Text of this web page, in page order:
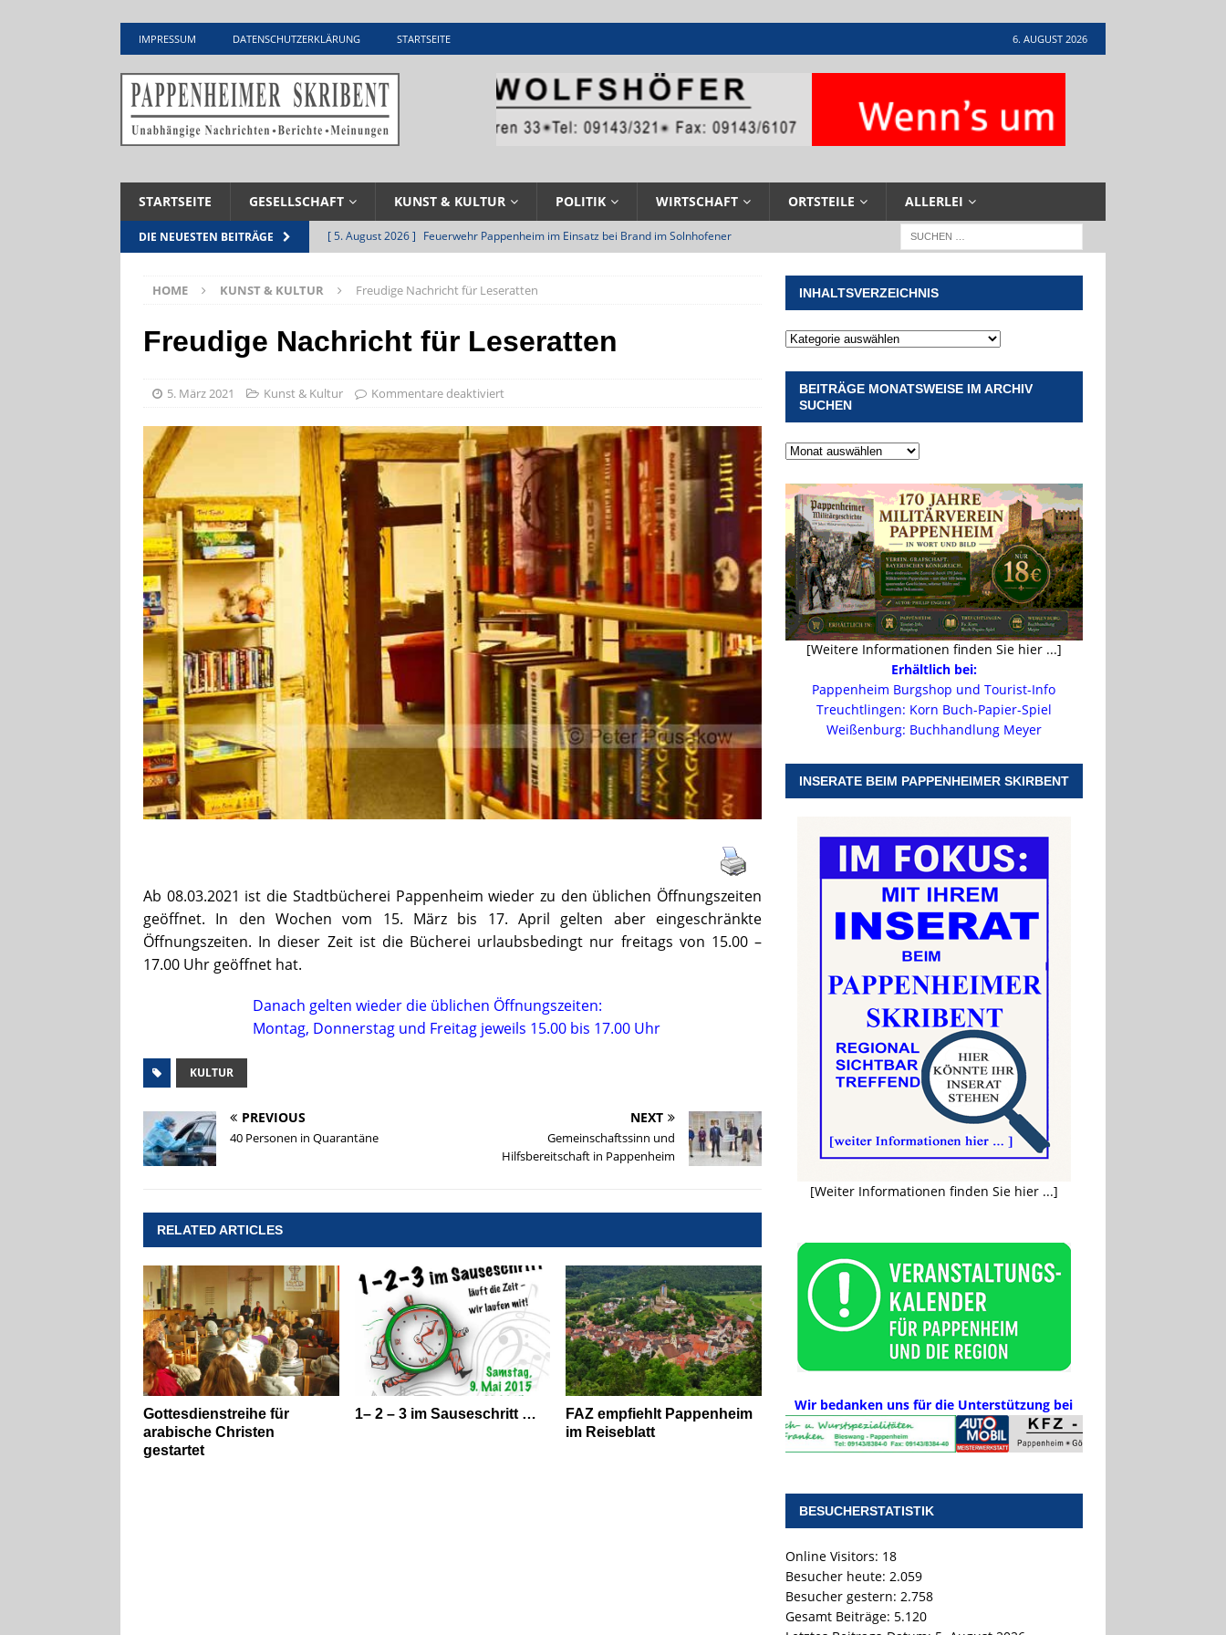
IMPRESSUM DATENSCHUTZERKLÄRUNG STARTSEITE 6. AUGUST 2026
STARTSEITE GESELLSCHAFT KUNST & KULTUR POLITIK WIRTSCHAFT ORTSTEILE ALLERLEI
DIE NEUESTEN BEITRÄGE [ 5. August 2026 ] Feuerwehr Pappenheim im Einsatz bei Brand im Solnhofener
[ 4. August 2026 ] Militärgeschichte paddelt in Pappenheim bis heute mit
VERANSTALTUNGEN
ankommen
VERANSTALTUNGEN
Aiwanger
VERANSTALTUNGEN
[ 3. August 2026 ]
Neue Naturparkführer verstärken das Angebot im Altmühltal
TOURISTIK
[ 5. August 2026 ]
Stellenangebot beim Wasserzweckverband links der Altmühl
UNTERNEHMEN
HOME KUNST & KULTUR Freudige Nachricht für Leseratten
Freudige Nachricht für Leseratten
5. März 2021 Kunst & Kultur Kommentare deaktiviert
Ab 08.03.2021 ist die Stadtbücherei Pappenheim wieder zu den üblichen Öffnungszeiten
geöffnet. In den Wochen vom 15. März bis 17. April gelten aber eingeschränkte
Öffnungszeiten. In dieser Zeit ist die Bücherei urlaubsbedingt nur freitags von 15.00 –
17.00 Uhr geöffnet hat.
Danach gelten wieder die üblichen Öffnungszeiten:
Montag, Donnerstag und Freitag jeweils 15.00 bis 17.00 Uhr
KULTUR
PREVIOUS
40 Personen in Quarantäne
NEXT
Gemeinschaftssinn und
Hilfsbereitschaft in Pappenheim
RELATED ARTICLES
Gottesdienstreihe für
arabische Christen
gestartet
1– 2 – 3 im Sauseschritt …
FAZ empfiehlt Pappenheim
im Reiseblatt
INHALTSVERZEICHNIS
BEITRÄGE MONATSWEISE IM ARCHIV
SUCHEN
[Weitere Informationen finden Sie hier ...]
Erhältlich bei:
Pappenheim Burgshop und Tourist-Info
Treuchtlingen: Korn Buch-Papier-Spiel
Weißenburg: Buchhandlung Meyer
INSERATE BEIM PAPPENHEIMER SKIRBENT
[Weiter Informationen finden Sie hier ...]
Wir bedanken uns für die Unterstützung bei
BESUCHERSTATISTIK
Online Visitors: 18
Besucher heute: 2.059
Besucher gestern: 2.758
Gesamt Beiträge: 5.120